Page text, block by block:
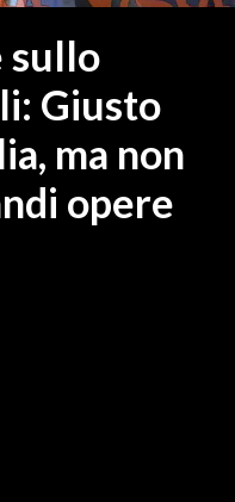
sullo
Giusto
ma non
opere